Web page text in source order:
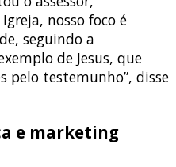
nosso foco é
seguindo a
de Jesus, que
pelo testemunho”, disse
e marketing